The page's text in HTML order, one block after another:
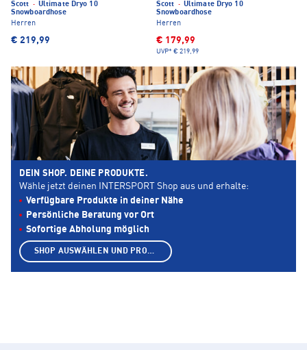
Scott · Ultimate Dryo 10
Snowboardhose
Herren
€ 219,99
Scott · Ultimate Dryo 10
Snowboardhose
Herren
€ 179,99
UVP* € 219,99
DEIN SHOP. DEINE PRODUKTE.
Wähle jetzt deinen INTERSPORT Shop aus und erhalte:
Verfügbare Produkte in deiner Nähe
Persönliche Beratung vor Ort
Sofortige Abholung möglich
SHOP AUSWÄHLEN UND PRODUKTE ANZEIGEN